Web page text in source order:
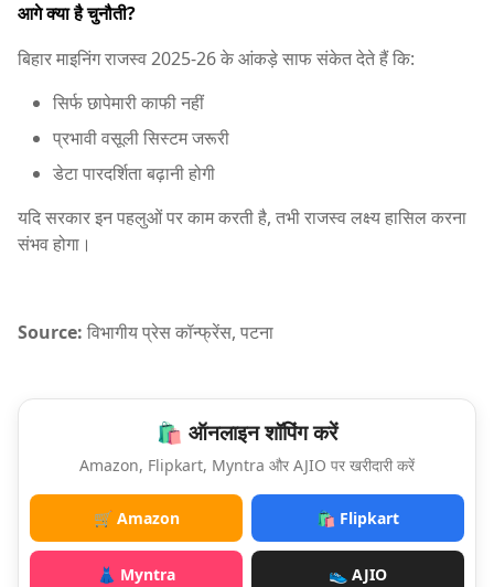
आगे क्या है चुनौती?
बिहार माइनिंग राजस्व 2025-26 के आंकड़े साफ संकेत देते हैं कि:
सिर्फ छापेमारी काफी नहीं
प्रभावी वसूली सिस्टम जरूरी
डेटा पारदर्शिता बढ़ानी होगी
यदि सरकार इन पहलुओं पर काम करती है, तभी राजस्व लक्ष्य हासिल करना
संभव होगा।
Source: विभागीय प्रेस कॉन्फ्रेंस, पटना
🛍️ ऑनलाइन शॉपिंग करें
Amazon, Flipkart, Myntra और AJIO पर खरीदारी करें
🛒 Amazon 🛍️ Flipkart
👗 Myntra 👟 AJIO